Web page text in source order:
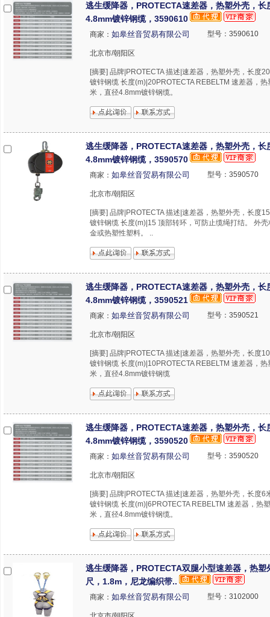
逃生缓降器，PROTECTA速差器，热塑外壳，长
4.8mm镀锌钢缆，3590610
商家： 如皋丝音贸易有限公司 型号：3590610
北京市/朝阳区
[摘要] 品牌|PROTECTA 描述|速差器，热塑外壳，长度
镀锌钢缆 长度(m)|20PROTECTA REBELTM 速差器，
米，直径4.8mm镀锌钢缆。
逃生缓降器，PROTECTA速差器，热塑外壳，长
4.8mm镀锌钢缆，3590570
商家： 如皋丝音贸易有限公司 型号：3590570
北京市/朝阳区
[摘要] 品牌|PROTECTA 描述|速差器，热塑外壳，长度
镀锌钢缆 长度(m)|15 顶部转环，可防止缆绳打结。 外
金或热塑性塑料。 ..
逃生缓降器，PROTECTA速差器，热塑外壳，长
4.8mm镀锌钢缆，3590521
商家： 如皋丝音贸易有限公司 型号：3590521
北京市/朝阳区
[摘要] 品牌|PROTECTA 描述|速差器，热塑外壳，长度
镀锌钢缆 长度(m)|10PROTECTA REBELTM 速差器，
米，直径4.8mm镀锌钢缆
逃生缓降器，PROTECTA速差器，热塑外壳，长
4.8mm镀锌钢缆，3590520
商家： 如皋丝音贸易有限公司 型号：3590520
北京市/朝阳区
[摘要] 品牌|PROTECTA 描述|速差器，热塑外壳，长度6
镀锌钢缆 长度(m)|6PROTECTA REBELTM 速差器，热
米，直径4.8mm镀锌钢缆。
逃生缓降器，PROTECTA双腿小型速差器，热塑
尺，1.8m，尼龙编织带..
商家： 如皋丝音贸易有限公司 型号：3102000